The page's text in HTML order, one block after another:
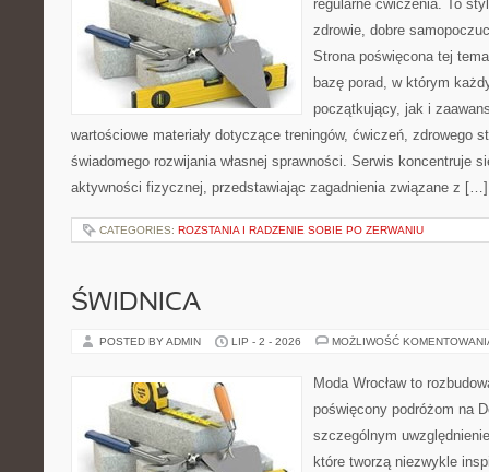
regularne ćwiczenia. To
zdrowie, dobre
Strona poświęcona tej
bazę porad, w którym
początkujący, jak i
wartościowe materiały dotyczące treningów, ćwiczeń, zdrowego
świadomego rozwijania własnej sprawności. Serwis koncentruje
aktywności fizycznej, przedstawiając zagadnienia związane z […]
CATEGORIES: ROZSTANIA I RADZENIE SOBIE PO ZERWANIU
ŚWIDNICA
POSTED BY ADMIN LIP - 2 - 2026 MOŻLIWOŚĆ
Moda Wrocław to
poświęcony podróżom na
szczególnym
które tworzą niezwykle